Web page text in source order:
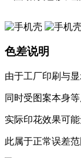
更合身
色差说明
由于工厂印刷与
同时受图案本身
实际印花效果可
此属于正常误差范